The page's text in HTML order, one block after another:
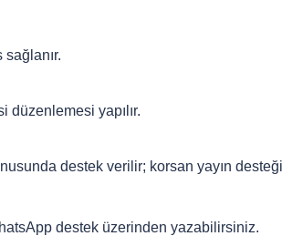
düzenlemesi yapılır.
destek verilir; korsan yayın
destek üzerinden yazabilirsiniz.